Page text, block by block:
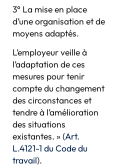
3° La mise en place
d’une organisation et de
moyens adaptés.
L’employeur veille à
l’adaptation de ces
mesures pour tenir
compte du changement
des circonstances et
tendre à l’amélioration
des situations
existantes. » (Art.
L.4121-1 du Code du
travail).